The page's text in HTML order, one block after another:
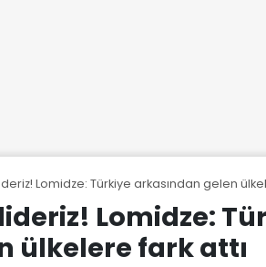
Lomidze: Türkiye arkasından gelen
Lomidze:
ülkelere fark attı